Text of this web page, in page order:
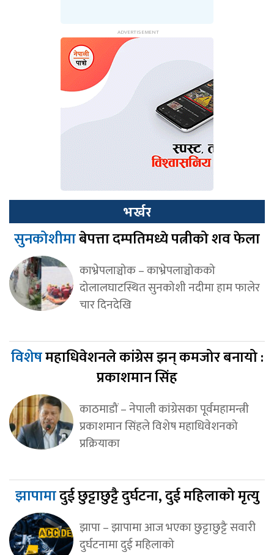
भर्खर
सुनकोशीमाबेपत्ता दम्पतिमध्ये पत्नीको शव फेला
काभ्रेपलाञ्चोक – काभ्रेपलाञ्चोकको
दोलालघाटस्थित सुनकोशी नदीमा हाम फालेर
चार दिनदेखि
विशेषमहाधिवेशनले कांग्रेस झन् कमजोर बनायो :
प्रकाशमान सिंह
काठमाडौं – नेपाली कांग्रेसका पूर्वमहामन्त्री
प्रकाशमान सिंहले विशेष महाधिवेशनको
प्रक्रियाका
झापामादुई छुट्टाछुट्टै दुर्घटना, दुई महिलाको मृत्यु
झापा – झापामा आज भएका छुट्टाछुट्टै सवारी
दुर्घटनामा दुई महिलाको